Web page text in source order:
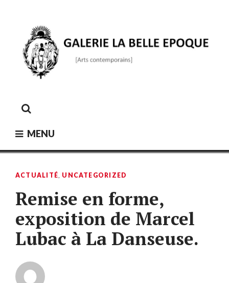
MENU
ACTUALITÉ, UNCATEGORIZED
Remise en forme,
exposition de Marcel
Lubac à La Danseuse.